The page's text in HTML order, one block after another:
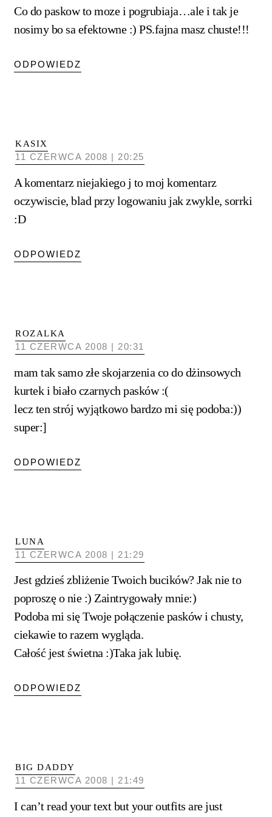
Co do paskow to moze i pogrubiaja…ale i tak je
nosimy bo sa efektowne :) PS.fajna masz chuste!!!
ODPOWIEDZ
KASIX
11 CZERWCA 2008 | 20:25
A komentarz niejakiego j to moj komentarz
oczywiscie, blad przy logowaniu jak zwykle, sorrki
:D
ODPOWIEDZ
ROZALKA
11 CZERWCA 2008 | 20:31
mam tak samo złe skojarzenia co do dżinsowych
kurtek i biało czarnych pasków :(
lecz ten strój wyjątkowo bardzo mi się podoba:))
super:]
ODPOWIEDZ
LUNA
11 CZERWCA 2008 | 21:29
Jest gdzieś zbliżenie Twoich bucików? Jak nie to
poproszę o nie :) Zaintrygowały mnie:)
Podoba mi się Twoje połączenie pasków i chusty,
ciekawie to razem wygląda.
Całość jest świetna :)Taka jak lubię.
ODPOWIEDZ
BIG DADDY
11 CZERWCA 2008 | 21:49
I can’t read your text but your outfits are just